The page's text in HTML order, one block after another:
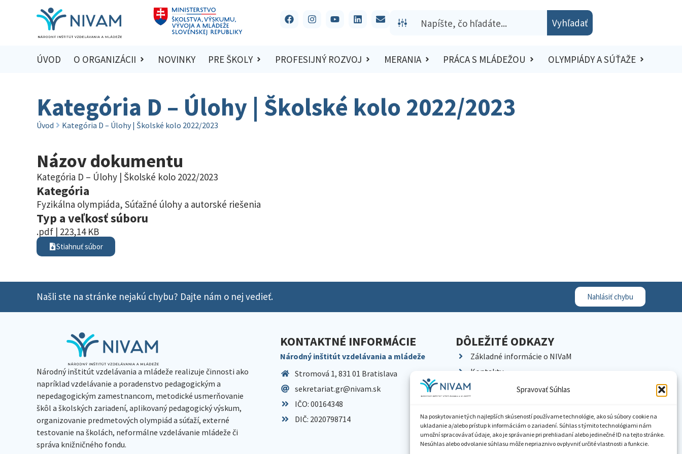
Spravovať Súhlas
Na poskytovanie tých najlepších skúseností používame technológie, ako sú súbory cookie na
ukladanie a/alebo prístup k informáciám o zariadení. Súhlas s týmito technológiami nám
umožní spracovávať údaje, ako je správanie pri prehliadaní alebo jedinečné ID na tejto stránke.
Nesúhlas alebo odvolanie súhlasu môže nepriaznivo ovplyvniť určité vlastnosti a funkcie.
Vyhľadať
ÚVOD O ORGANIZÁCII NOVINKY PRE ŠKOLY PROFESIJNÝ ROZVOJ MERANIA PRÁCA S MLÁDEŽOU OLYMPIÁDY A SÚŤAŽE
Kategória D – Úlohy | Školské kolo 2022/2023
Úvod Kategória D – Úlohy | Školské kolo 2022/2023
Názov dokumentu
Kategória D – Úlohy | Školské kolo 2022/2023
Kategória
Fyzikálna olympiáda, Súťažné úlohy a autorské riešenia
Typ a veľkosť súboru
.pdf | 223,14 KB
Stiahnuť súbor
Našli ste na stránke nejakú chybu? Dajte nám o nej vedieť. Nahlásiť chybu
Národný inštitút vzdelávania a mládeže realizuje činnosti ako
napríklad vzdelávanie a poradenstvo pedagogickým a
nepedagogickým zamestnancom, metodické usmerňovanie
škôl a školských zariadení, aplikovaný pedagogický výskum,
organizovanie predmetových olympiád a súťaží, externé
testovanie na školách, neformálne vzdelávanie mládeže či
správa knižničného fondu.
KONTAKTNÉ INFORMÁCIE
Národný inštitút vzdelávania a mládeže
Stromová 1, 831 01 Bratislava
sekretariat.gr@nivam.sk
IČO: 00164348
DIČ: 2020798714
DÔLEŽITÉ ODKAZY
Základné informácie o NIVaM
Kontakty
Kariéra
Pracoviská NIVaM
Dokumenty inštitúcie
Knižnica